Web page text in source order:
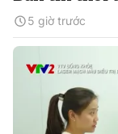
5 giờ trước